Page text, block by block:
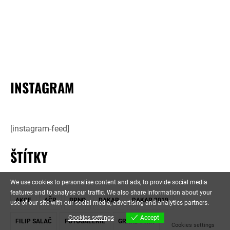
INSTAGRAM
[instagram-feed]
ŠTÍTKY
AKCE AČR BRNO DAKAR DAKAR 2019
FILIP SALAČ FOTOGALERIE GRAND PRIX
We use cookies to personalise content and ads, to provide social media
features and to analyse our traffic. We also share information about your
use of our site with our social media, advertising and analytics partners.
Cookies settings Accept
Cookies settings